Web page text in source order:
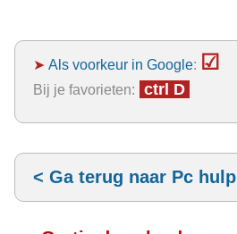
➤ Als voorkeur in Google: ☑
Bij je favorieten: ctrl D
< Ga terug naar Pc hulp